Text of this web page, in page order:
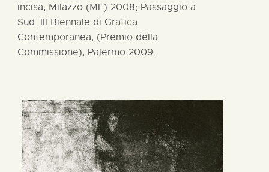
incisa, Milazzo (ME) 2008; Passaggio a
Sud. III Biennale di Grafica
Contemporanea, (Premio della
Commissione), Palermo 2009.